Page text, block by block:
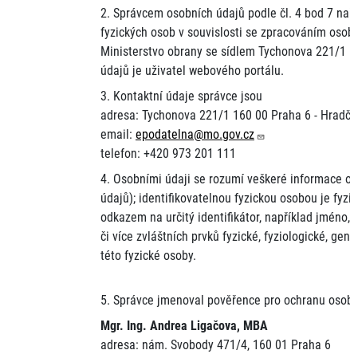
2. Správcem osobních údajů podle čl. 4 bod 7
fyzických osob v souvislosti se zpracováním
Ministerstvo obrany se sídlem Tychonova 221/
údajů je uživatel webového portálu.
3. Kontaktní údaje správce jsou
adresa: Tychonova 221/1 160 00 Praha 6 -
email: epodatelna@mo.gov.cz
telefon: +420 973 201 111
4. Osobními údaji se rozumí veškeré
údajů); identifikovatelnou fyzickou osobou je
odkazem na určitý identifikátor, například
či více zvláštních prvků fyzické, fyziologické,
této fyzické osoby.
5. Správce jmenoval pověřence pro ochranu
Mgr. Ing. Andrea Ligačova, MBA
adresa: nám. Svobody 471/4, 160 01 Praha 6